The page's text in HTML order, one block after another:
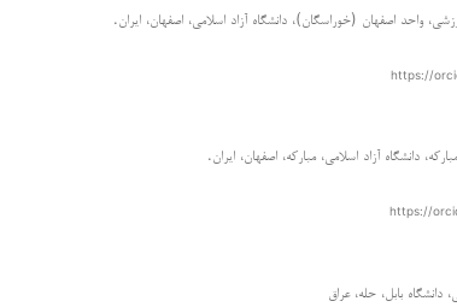
واحد اصفهان (خوراسگان)، دانشگاه آزاد اسلامی، اصفهان، ایران.
https://
دانشگاه آزاد اسلامی، مبارکه، اصفهان، ایران.
https://
بابل، حله، عراق